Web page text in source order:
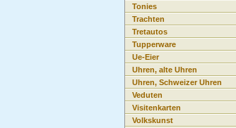
Tonies
Trachten
Tretautos
Tupperware
Ue-Eier
Uhren, alte Uhren
Uhren, Schweizer Uhren
Veduten
Visitenkarten
Volkskunst